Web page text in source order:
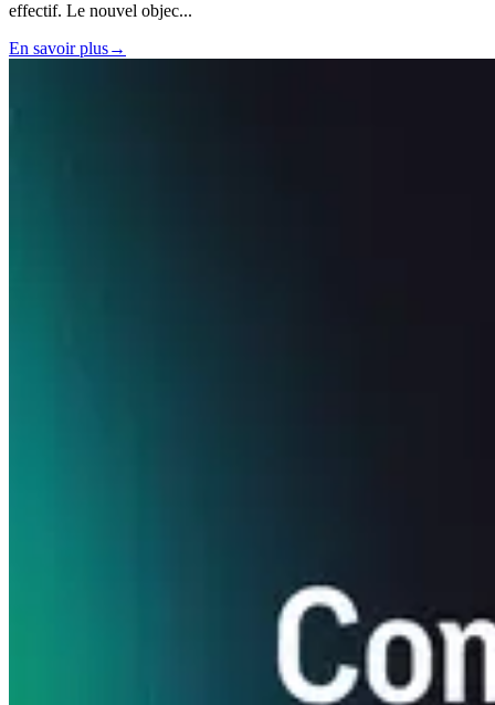
effectif. Le nouvel objec...
En savoir plus→